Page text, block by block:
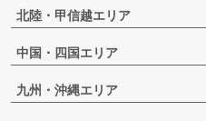
北陸・甲信越エリア
中国・四国エリア
九州・沖縄エリア